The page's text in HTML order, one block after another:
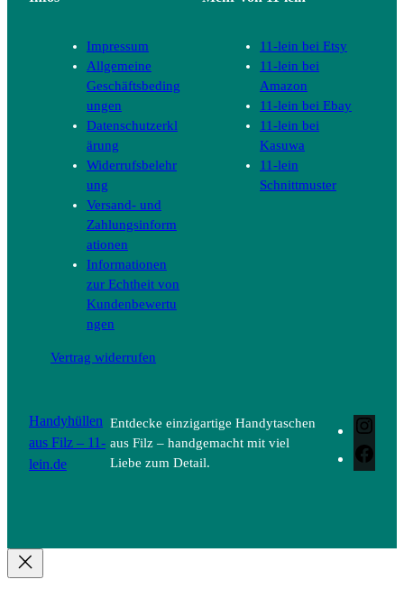
Impressum
Allgemeine
Geschäftsbeding
ungen
Datenschutzerkl
ärung
Widerrufsbelehr
ung
Versand- und
Zahlungsinform
ationen
Informationen
zur Echtheit von
Kundenbewertu
ngen
Vertrag widerrufen
11-lein bei Etsy
11-lein bei
Amazon
11-lein bei Ebay
11-lein bei
Kasuwa
11-lein
Schnittmuster
Handyhüllen
aus Filz – 11-
lein.de
Entdecke einzigartige Handytaschen
aus Filz – handgemacht mit viel
Liebe zum Detail.